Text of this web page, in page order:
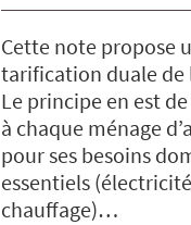
Cette note propose
tarification duale de
Le principe en est
à chaque ménage
pour ses besoins
essentiels
chauffage)…